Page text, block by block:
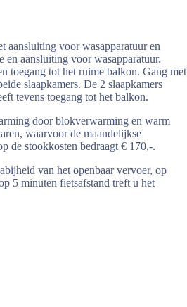
aansluiting voor wasapparatuur en
en aansluiting voor wasapparatuur.
toegang tot het ruime balkon. Gang met
slaapkamers. De 2 slaapkamers
tevens toegang tot het balkon.
door blokverwarming en warm
waarvoor de maandelijkse
de stookkosten bedraagt € 170,-.
van het openbaar vervoer, op
5 minuten fietsafstand treft u het